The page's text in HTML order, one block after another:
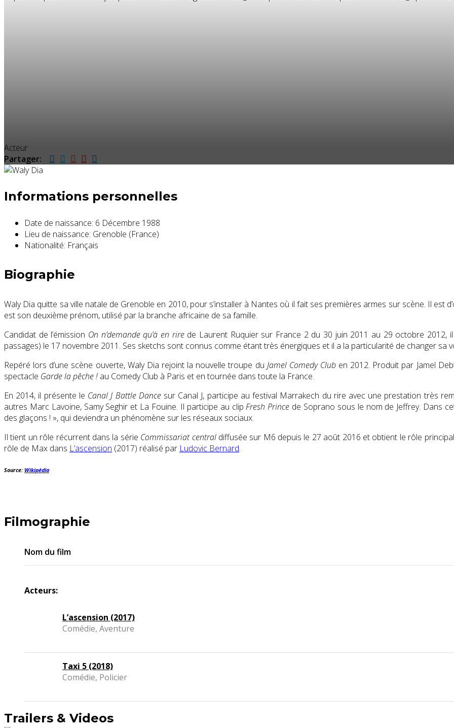
Acteur
Partager:
Informations personnelles
Date de naissance: 6 Décembre 1988
Lieu de naissance: Grenoble (France)
Nationalité: Français
Biographie
Waly Dia quitte sa ville natale de Grenoble en 2010, pour s’installer à Nantes où il fait ses premières armes sur scène. Il est
est son deuxième prénom, utilisé par la branche africaine de sa famille.
Candidat de l’émission On n’demande qu’à en rirede Laurent Ruquier sur France 2 du 30 juin 2011 au 29 octobre 2012,
passages) le 17 novembre 2011 . Ses sketchs sont connus comme étant très énergiques et il a la particularité de changer sa
Repéré lors d’une scène ouverte, Waly Dia rejoint la nouvelle troupe du Jamel Comedy Cluben 2012. Produit par Jamel
spectacle Garde la pêche ! au Comedy Club à Paris et en tournée dans toute la France.
En 2014, il présente le Canal J Battle Dancesur Canal J, participe au festival Marrakech du rire avec une prestation très
autres Marc Lavoine, Samy Seghir et La Fouine. Il participe au clipFresh Prince de Soprano sous le nom de Jeffrey. Dans
des glaçons ! », qui deviendra un phénomène sur les réseaux sociaux.
Il tient un rôle récurrent dans la série Commissariat centraldiffusée sur M6 depuis le 27 août 2016 et obtient le rôle
rôle de Max dans L’ascension (2017) réalisé par Ludovic Bernard.
Source: Wikipédia
Filmographie
Nom du film
Acteurs:
L’ascension (2017)
Comédie, Aventure
Taxi 5 (2018)
Comédie, Policier
Trailers & Videos